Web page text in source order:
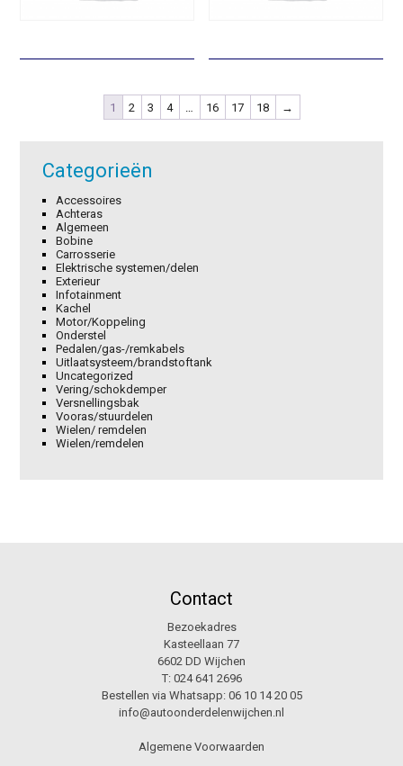
1 2 3 4 16 17 18 →
Categorieën
Accessoires
Achteras
Algemeen
Bobine
Carrosserie
Elektrische systemen/delen
Exterieur
Infotainment
Kachel
Motor/Koppeling
Onderstel
Pedalen/gas-/remkabels
Uitlaatsysteem/brandstoftank
Uncategorized
Vering/schokdemper
Versnellingsbak
Vooras/stuurdelen
Wielen/ remdelen
Wielen/remdelen
Contact
Bezoekadres
Kasteellaan 77
6602 DD Wijchen
T: 024 641 2696
Bestellen via Whatsapp: 06 10 14 20 05
info@autoonderdelenwijchen.nl
Algemene Voorwaarden